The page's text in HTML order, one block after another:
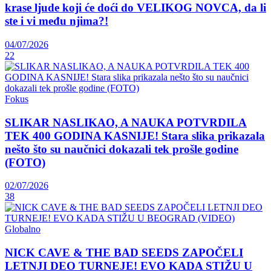
krase ljude koji će doći do VELIKOG NOVCA, da li
ste i vi među njima?!
04/07/2026
22
Fokus
SLIKAR NASLIKAO, A NAUKA POTVRDILA
TEK 400 GODINA KASNIJE! Stara slika prikazala
nešto što su naučnici dokazali tek prošle godine
(FOTO)
02/07/2026
38
Globalno
NICK CAVE & THE BAD SEEDS ZAPOČELI
LETNJI DEO TURNEJE! EVO KADA STIŽU U